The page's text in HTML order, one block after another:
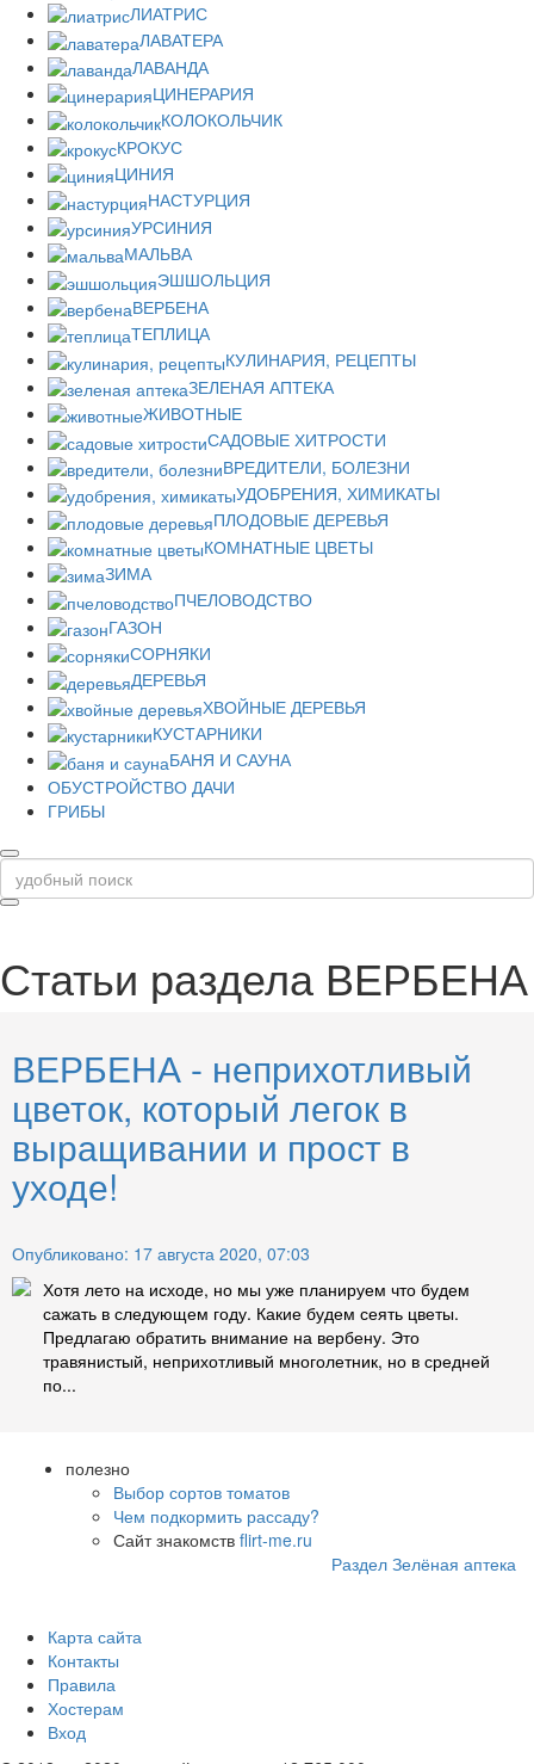
ЛИАТРИС
ЛАВАТЕРА
ЛАВАНДА
ЦИНЕРАРИЯ
КОЛОКОЛЬЧИК
КРОКУС
ЦИНИЯ
НАСТУРЦИЯ
УРСИНИЯ
МАЛЬВА
ЭШШОЛЬЦИЯ
ВЕРБЕНА
ТЕПЛИЦА
КУЛИНАРИЯ, РЕЦЕПТЫ
ЗЕЛЕНАЯ АПТЕКА
ЖИВОТНЫЕ
САДОВЫЕ ХИТРОСТИ
ВРЕДИТЕЛИ, БОЛЕЗНИ
УДОБРЕНИЯ, ХИМИКАТЫ
ПЛОДОВЫЕ ДЕРЕВЬЯ
КОМНАТНЫЕ ЦВЕТЫ
ЗИМА
ПЧЕЛОВОДСТВО
ГАЗОН
СОРНЯКИ
ДЕРЕВЬЯ
ХВОЙНЫЕ ДЕРЕВЬЯ
КУСТАРНИКИ
БАНЯ И САУНА
ОБУСТРОЙСТВО ДАЧИ
ГРИБЫ
Статьи раздела ВЕРБЕНА
ВЕРБЕНА - неприхотливый
цветок, который легок в
выращивании и прост в
уходе!
Опубликовано: 17 августа 2020, 07:03
Хотя лето на исходе, но мы уже планируем что будем
сажать в следующем году. Какие будем сеять цветы.
Предлагаю обратить внимание на вербену. Это
травянистый, неприхотливый многолетник, но в средней
по...
полезно
Выбор сортов томатов
Чем подкормить рассаду?
Сайт знакомств flirt-me.ru
Раздел Зелёная аптека
Карта сайта
Контакты
Правила
Хостерам
Вход